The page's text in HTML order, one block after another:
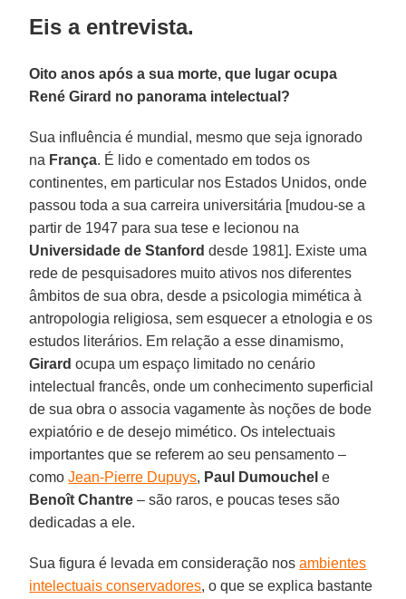
Eis a entrevista.
Oito anos após a sua morte, que lugar ocupa
René Girard no panorama intelectual?
Sua influência é mundial, mesmo que seja ignorado
na França. É lido e comentado em todos os
continentes, em particular nos Estados Unidos, onde
passou toda a sua carreira universitária [mudou-se a
partir de 1947 para sua tese e lecionou na
Universidade de Stanford desde 1981]. Existe uma
rede de pesquisadores muito ativos nos diferentes
âmbitos de sua obra, desde a psicologia mimética à
antropologia religiosa, sem esquecer a etnologia e os
estudos literários. Em relação a esse dinamismo,
Girard ocupa um espaço limitado no cenário
intelectual francês, onde um conhecimento superficial
de sua obra o associa vagamente às noções de bode
expiatório e de desejo mimético. Os intelectuais
importantes que se referem ao seu pensamento –
comoJean-Pierre Dupuys, Paul Dumouchel e
Benoît Chantre – são raros, e poucas teses são
dedicadas a ele.
Sua figura é levada em consideração nosambientes
intelectuais conservadores, o que se explica bastante